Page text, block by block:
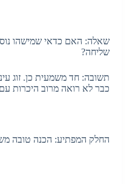
שאלה: האם כדאי שמישהו
שליחה?
תשובה: חד משמעית כן. זוג
כבר לא רואה מרוב היכרות
החלק המפתיע: הכנה טובה